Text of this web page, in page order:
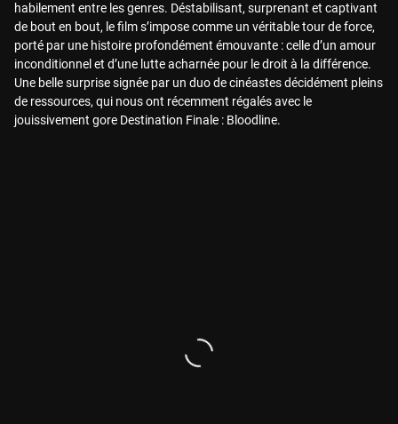
habilement entre les genres. Déstabilisant, surprenant et captivant
de bout en bout, le film s’impose comme un véritable tour de force,
porté par une histoire profondément émouvante : celle d’un amour
inconditionnel et d’une lutte acharnée pour le droit à la différence.
Une belle surprise signée par un duo de cinéastes décidément pleins
de ressources, qui nous ont récemment régalés avec le
jouissivement gore Destination Finale : Bloodline.